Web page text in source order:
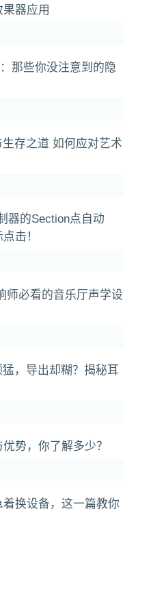
器应用
那些你没注意到的隐
存之道 如何应对艺术
器的Section点自动
击！
师必看的音乐厅声学设
，导出却糊？揭秘耳
势，你了解多少？
换设备，这一篇教你